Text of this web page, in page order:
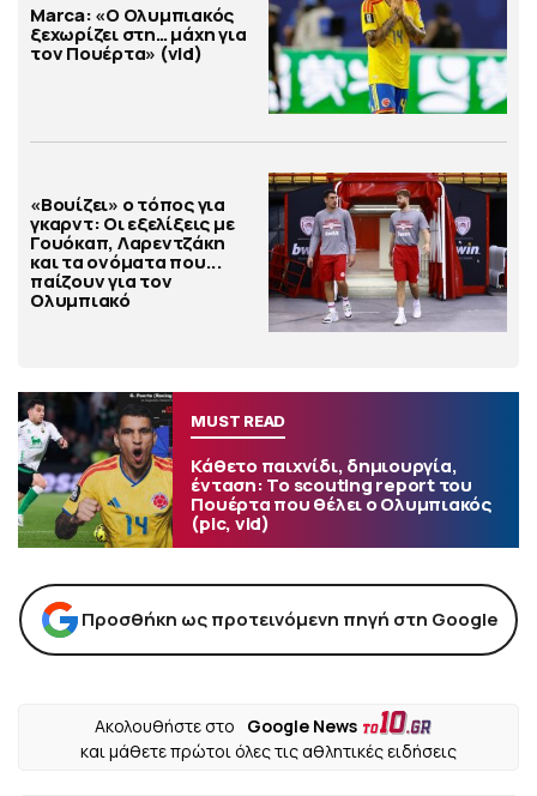
Marca: «Ο Ολυμπιακός
ξεχωρίζει στη… μάχη για
τον Πουέρτα» (vid)
«Βουίζει» ο τόπος για
γκαρντ: Οι εξελίξεις με
Γουόκαπ, Λαρεντζάκη
και τα ονόματα που...
παίζουν για τον
Ολυμπιακό
MUST READ
Κάθετο παιχνίδι, δημιουργία,
ένταση: Το scouting report του
Πουέρτα που θέλει ο Ολυμπιακός
(pic, vid)
Προσθήκη ως προτεινόμενη πηγή στη Google
Ακολουθήστε στο
Google News
και μάθετε πρώτοι όλες τις αθλητικές ειδήσεις